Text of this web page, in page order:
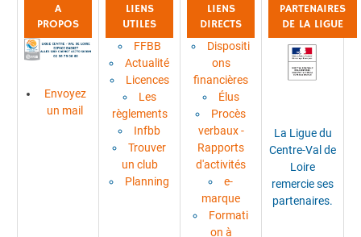
A
PROPOS
Envoyez
un mail
LIENS
UTILES
FFBB
Actualité
Licences
Les
règlements
Infbb
Trouver
un club
Planning
LIENS
DIRECTS
Dispositi
ons
financières
Élus
Procès
verbaux -
Rapports
d'activités
e-
marque
Formati
on à
PARTENAIRES
DE LA LIGUE
La Ligue du
Centre-Val de
Loire
remercie ses
partenaires.